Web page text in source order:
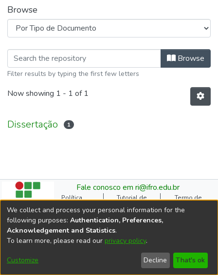
Browse
Browsing Teses e Dissertações by
Browse
Filter results by typing the first few letters
Now showing 1 - 1 of 1
Dissertação 1
Fale conosco em ri@ifro.edu.br
Política
Institucional do RI
Tutorial de
Submissão
Termo de
Autorização
Manual do TCC
Cookie
settings
Ficha
Catalográfica
Estatísticas de
Comitê Gestor do RI
copyright © 2002-2026
LYRASIS
We collect and process your personal information for the
following purposes: Authentication, Preferences,
Acknowledgement and Statistics.
To learn more, please read our privacy policy.
Customize Decline That's ok